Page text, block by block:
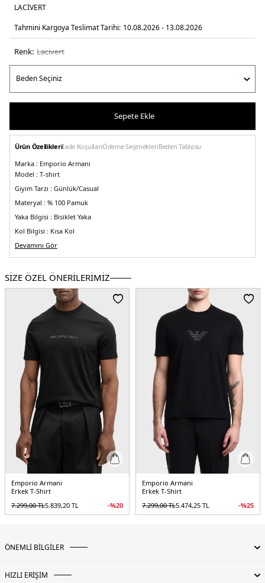
LACİVERT
Tahmini Kargoya Teslimat Tarihi: 10.08.2026 - 13.08.2026
Renk: laci̇vert
Sepete Ekle
Ürün Özellikleriİade KoşullarıÖdeme SeçenekleriBeden Tablosu
Marka : Emporio Armani
Model : T-shirt
Giyim Tarzı : Günlük/Casual
Materyal : % 100 Pamuk
Yaka Bilgisi : Bisiklet Yaka
Kol Bilgisi : Kısa Kol
Kalıp Bilgisi :Regular Fit
Manken Ölçüsü :Kilo : 79 kg / Boy : 1.89 cm / Göğüs : 101 cm / Bel : 83 cm /
Üretim Yeri :Vietnam
5DY13R1TZ61JGYZ09J3.12
Devamını Gör
SİZE ÖZEL ÖNERİLERİMİZ
Emporio Armani
Erkek T-Shirt
7.299,00TL5.839,20 TL -%20
Emporio Armani
Erkek T-Shirt
7.299,00TL5.474,25 TL -%25
ÖNEMLİ BİLGİLER
HIZLI ERİŞİM